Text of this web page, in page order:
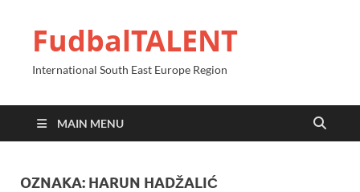
FudbalTALENT
International South East Europe Region
MAIN MENU
OZNAKA: HARUN HADŽALIĆ